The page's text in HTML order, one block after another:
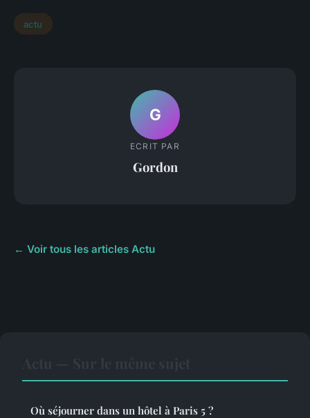
actu
G
ECRIT PAR
Gordon
← Voir tous les articles Actu
Où séjourner dans un hôtel à Paris 5 ?